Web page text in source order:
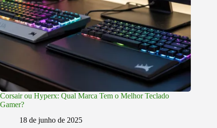
Corsair ou Hyperx: Qual Marca Tem o Melhor Teclado
Gamer?
18 de junho de 2025